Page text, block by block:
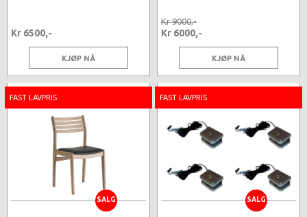
Kr 6500,-
KJØP NÅ
Kr 9000,-
Kr 6000,-
KJØP NÅ
FAST LAVPRIS
SALG
FAST LAVPRIS
SALG